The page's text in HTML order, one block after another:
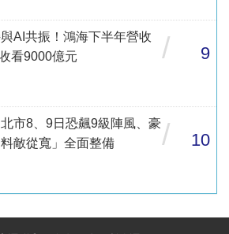
AI共振！鴻海下半年營收
看9000億元
/ 9
市8、9日恐飆9級陣風、豪
敵從寬」全面整備
/ 10